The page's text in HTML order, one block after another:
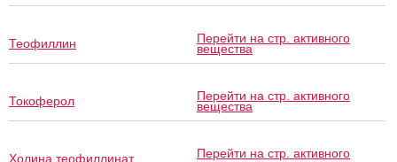
Теофиллин Перейти на стр. активного
вещества
Токоферол Перейти на стр. активного
вещества
Холина теофиллинат Перейти на стр. активного